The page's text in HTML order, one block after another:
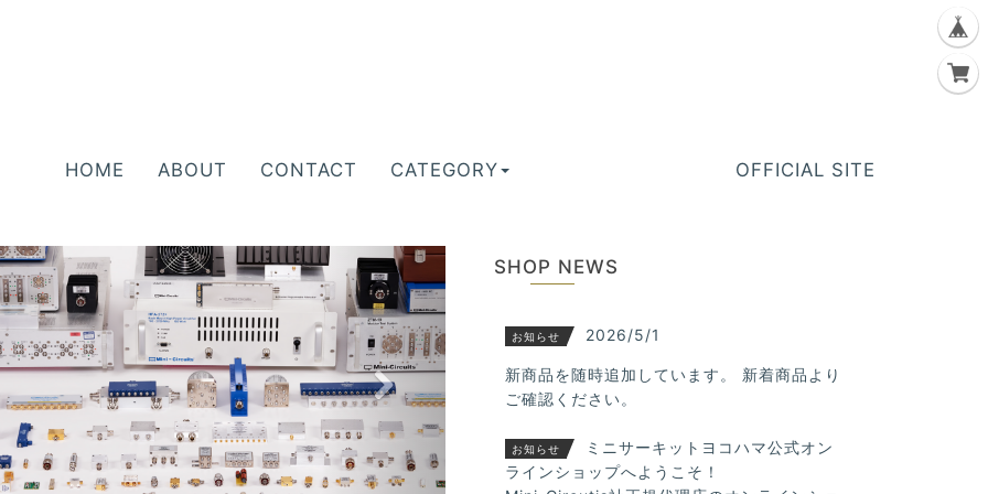
HOME ABOUT CONTACT CATEGORY OFFICIAL SITE
N
e
x
t
SHOP NEWS
お知らせ 2026/5/1
新商品を随時追加しています。 新着商品より
ご確認ください。
お知らせ
ミニサーキットヨコハマ公式オン
ラインショップへようこそ！